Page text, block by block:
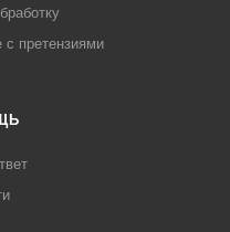
с претензиями